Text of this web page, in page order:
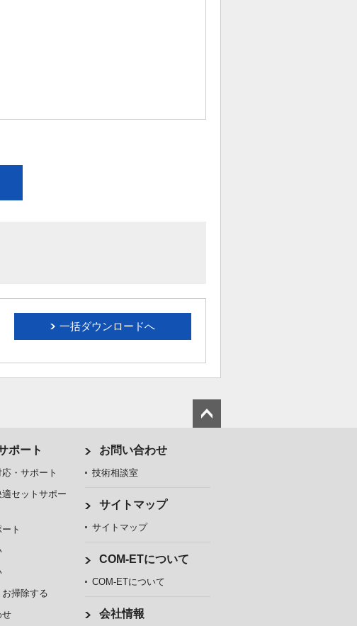
一括ダウンロードへ
ポート
・サポート
セットサポー
ト
掃除する
せ
お問い合わせ
技術相談室
サイトマップ
サイトマップ
COM-ETについて
COM-ETについて
会社情報